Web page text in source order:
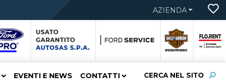
AZIENDA
CERCA NEL SITO
EVENTI E NEWS CONTATTI